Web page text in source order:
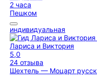
2 часа
Пешком
индивидуальная
Лариса и Виктория
5,0
24 отзыва
Шехтель — Моцарт